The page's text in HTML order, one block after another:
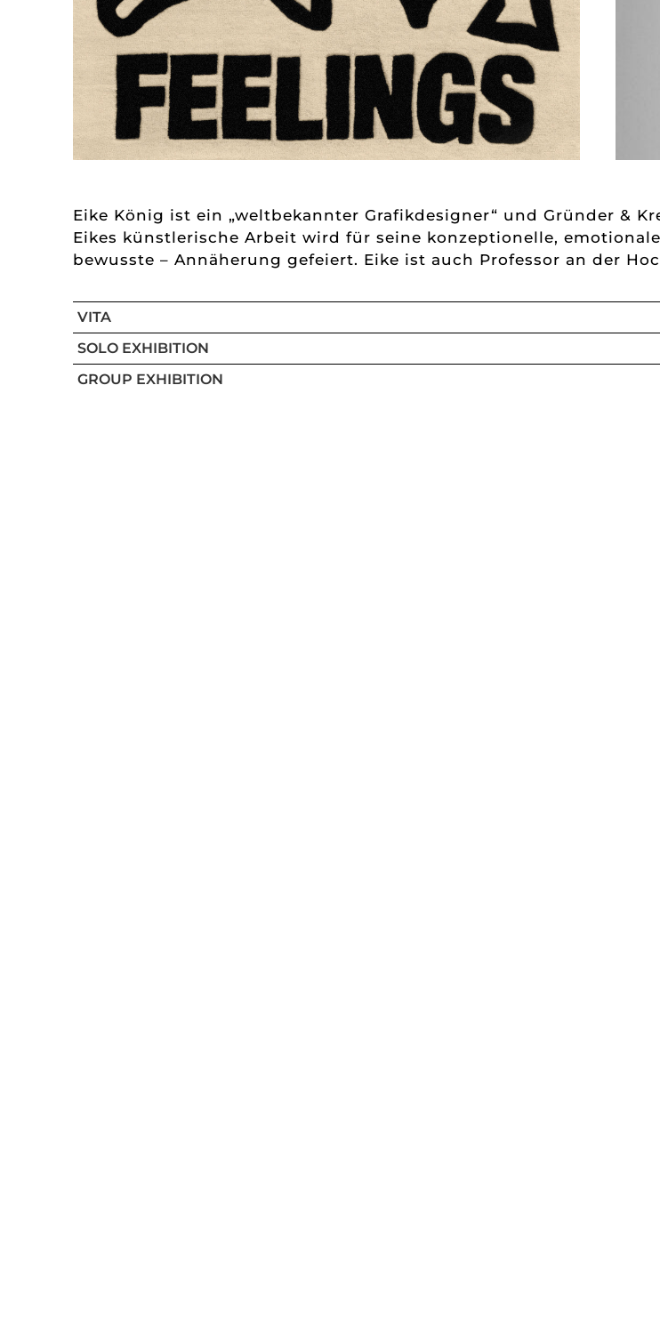
Eike König ist ein „weltbekannter Grafikdesigner“ und Gründer &
Eikes künstlerische Arbeit wird für seine konzeptionelle,
bewusste – Annäherung gefeiert. Eike ist auch Professor an der
VITA
SOLO EXHIBITION
GROUP EXHIBITION